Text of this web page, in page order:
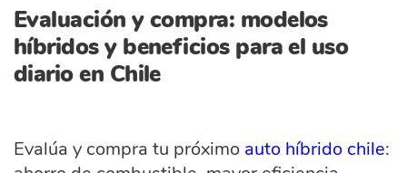
Evaluación y compra: modelos
híbridos y beneficios para el uso
diario en Chile
Evalúa y compra tu próximo auto híbrido chile: